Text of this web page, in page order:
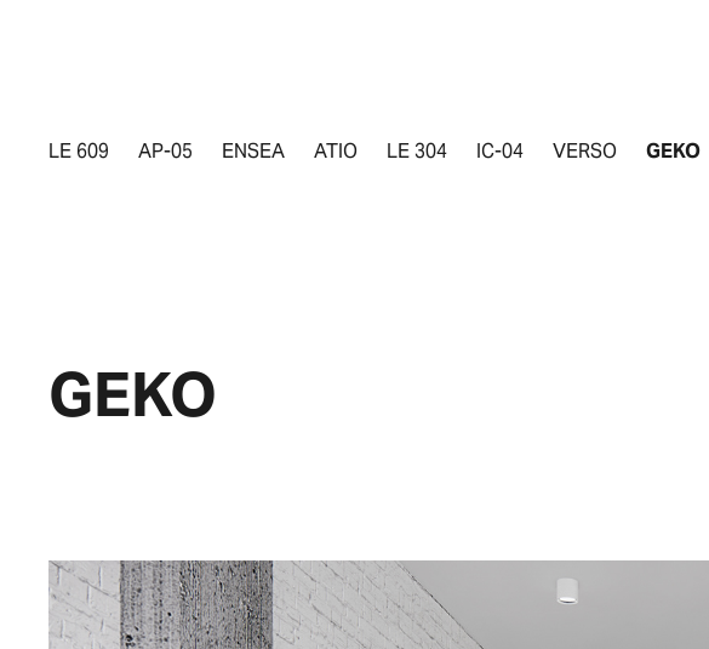
LE 609 AP-05 ENSEA ATIO LE 304 IC-04 VERSO GEKO
GEKO